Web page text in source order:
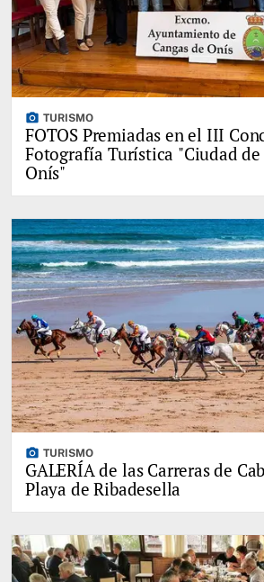
photo_camera TURISMO
FOTOS Premiadas en el III
Fotografía Turística "Ciudad de
Onís"
photo_camera TURISMO
GALERÍA de las Carreras de
Playa de Ribadesella